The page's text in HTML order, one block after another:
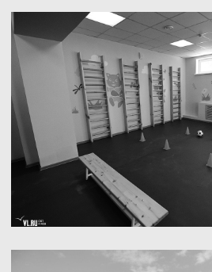
info@oktantgroup.ru
Ильин и Ильина